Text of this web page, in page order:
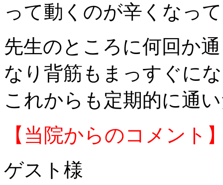
って動くのが辛くなっ
先生のところに何回か
なり背筋もまっすぐに
これからも定期的に通
【当院からのコメント
ゲスト様